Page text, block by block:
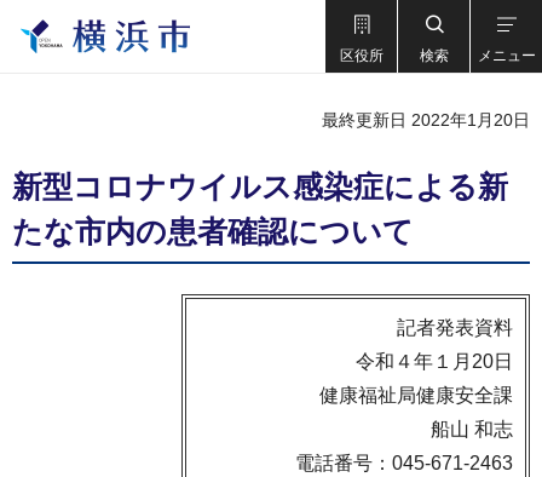
区役所 検索 メニュー
最終更新日 2022年1月20日
新型コロナウイルス感染症による新
たな市内の患者確認について
記者発表資料
令和４年１月20日
健康福祉局健康安全課
船山 和志
電話番号：045-671-2463